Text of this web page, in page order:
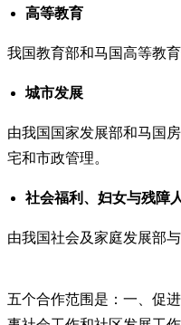
高等教育
我国教育部和马国高等教
城市发展
由我国国家发展部和马国
宅和市政管理。
社会福利、妇女与残障
由我国社会及家庭发展部
五个合作范围是：一、促